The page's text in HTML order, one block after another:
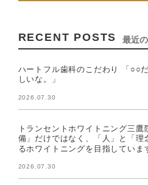
RECENT POSTS 最近
ハートフル歯科のこだわり 「○○
しいな。」
2026.07.30
トランセントホワイトニング三鷹
備」だけではなく、「人」と「理
るホワイトニングを目指していま
2026.07.30